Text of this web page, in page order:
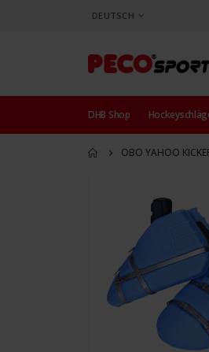
SPRACHE
DEUTSCH
DHB Shop
OBO YAHOO
Bildergalerie
springen